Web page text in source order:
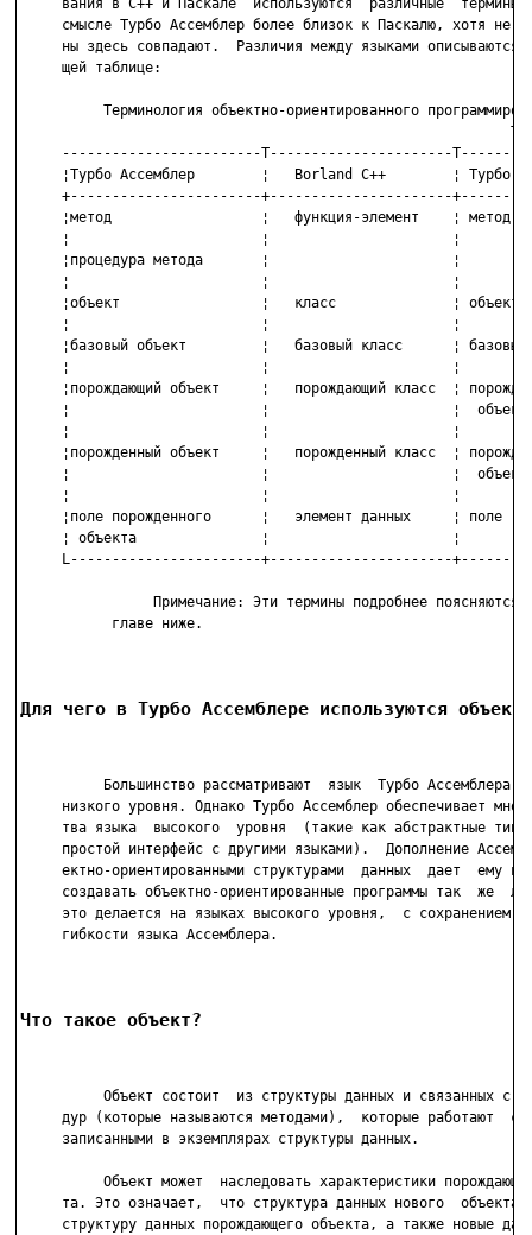
вания в C++ и Паскале  используются  различные  термины.
смысле Турбо Ассемблер более близок к Паскалю, хотя не
ны здесь совпадают.  Различия между языками описываются
     щей таблице:
Терминология объектно-ориентированного
------------------------T----------------------
¦Турбо Ассемблер        ¦   Borland C++        ¦ Турбо
+-----------------------+----------------------
¦метод                  ¦   функция-элемент    ¦ метод
¦                       ¦                      ¦
¦процедура метода       ¦                      ¦
¦                       ¦                      ¦
¦объект                 ¦   класс              ¦ объект
¦                       ¦                      ¦
¦базовый объект         ¦   базовый класс      ¦ базовый
¦                       ¦                      ¦
¦порождающий объект     ¦   порождающий класс  ¦
¦                       ¦                      ¦  объект
¦                       ¦                      ¦
¦порожденный объект     ¦   порожденный класс  ¦
¦                       ¦                      ¦  объект
¦                       ¦                      ¦
¦поле порожденного      ¦   элемент данных     ¦ поле
¦ объекта               ¦                      ¦
L-----------------------+----------------------
Примечание: Эти термины подробнее поясняются
           главе ниже.
Для чего в Турбо Ассемблере используются
Большинство рассматривают  язык  Турбо Ассемблера,
низкого уровня. Однако Турбо Ассемблер обеспечивает
тва языка  высокого  уровня  (такие как абстрактные типы
простой интерфейс с другими языками).  Дополнение
ектно-ориентированными структурами  данных  дает  ему
создавать объектно-ориентированные программы так  же
это делается на языках высокого уровня,  с сохранением
     гибкости языка Ассемблера.
Что такое объект?
Объект состоит  из структуры данных и связанных с
дур (которые называются методами),  которые работают  с
     записанными в экземплярах структуры данных.
Объект может  наследовать характеристики
та. Это означает,  что структура данных нового  объекта
структуру данных порождающего объекта, а также новые